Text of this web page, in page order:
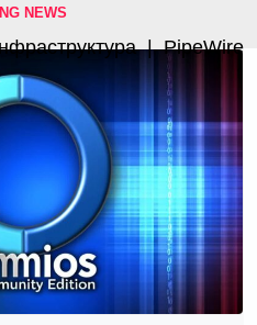
NEWS
|PipeWire